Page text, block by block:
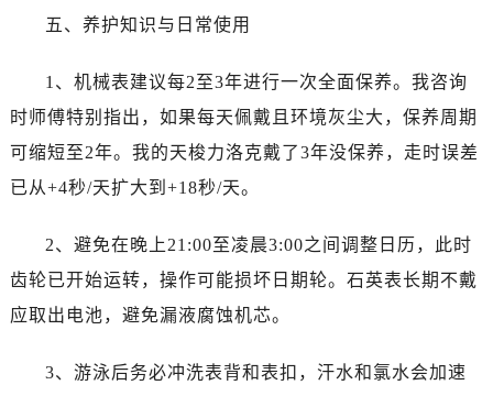
五、养护知识与日常使用
1、机械表建议每2至3年进行一次全面保养。我咨询
时师傅特别指出，如果每天佩戴且环境灰尘大，保养周期
可缩短至2年。我的天梭力洛克戴了3年没保养，走时误差
已从+4秒/天扩大到+18秒/天。
2、避免在晚上21:00至凌晨3:00之间调整日历，此时
齿轮已开始运转，操作可能损坏日期轮。石英表长期不戴
应取出电池，避免漏液腐蚀机芯。
3、游泳后务必冲洗表背和表扣，汗水和氯水会加速